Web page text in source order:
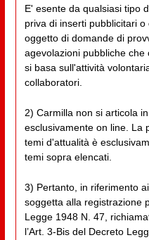
E' esente da qualsiasi tipo
priva di inserti pubblicitari
oggetto di domande di
agevolazioni pubbliche
si basa sull'attività
collaboratori.
2) Carmilla non si articola
esclusivamente on line. La
temi d'attualità è
temi sopra elencati.
3) Pertanto, in riferimento
soggetta alla registrazione
Legge 1948 N. 47,
l’Art. 3-Bis del Decreto